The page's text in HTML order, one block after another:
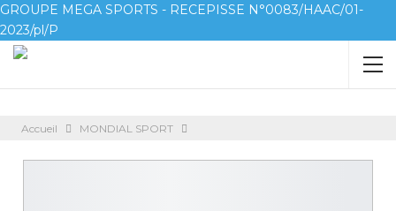
GROUPE MEGA SPORTS - RECEPISSE N°0083/HAAC/01-
2023/pl/P
Accueil MONDIAL SPORT